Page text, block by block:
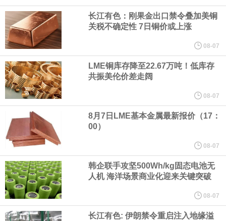
宇树科技董事长、总经理兼首席技术官王兴兴在网上路演时表示，
经过多年研发创新和技术积累，公司逐步形成了包括一体化关节集
成技术、高紧凑度机器人身体集成技术、机器人激光雷达全自研核
心技术等多项已商业化应用的核心技术并已应用于公司的高性能通
用人形机器人、四足机器人等产品。
美国总统特朗普6日否认他对国防部长赫格塞思不满，称对赫格塞思
所做的工作“非常满意”。特朗普在社交媒体上发帖称，一些媒体有关
他与赫格塞思就弹药短缺问题发生冲突的报道是“完全没有根据的谣
言”，他对赫格塞思所做的工作“非常满意”。
长江有色：刚果金出口禁令叠加美铜
关税不确定性 7日铜价或上涨
08-07
LME铜库存降至22.67万吨！低库存
共振美伦价差走阔
08-07
8月7日LME基本金属最新报价（17：
00）
08-07
韩企联手攻坚500Wh/kg固态电池无
人机 海洋场景商业化迎来关键突破
08-07
长江有色: 伊朗禁令重启注入地缘溢